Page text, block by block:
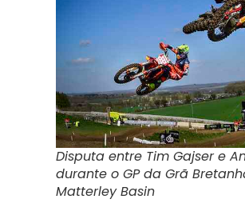
Disputa entre Tim Gajser e
durante o GP da Grã
Matterley Basin